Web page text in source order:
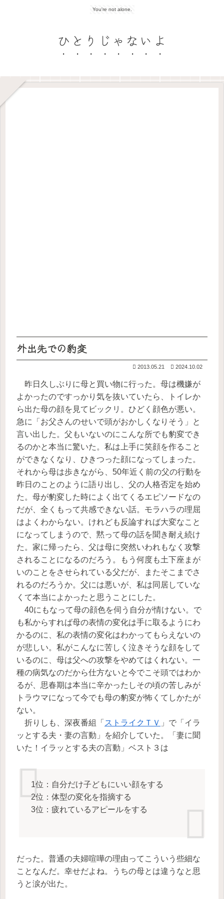
You're not alone.
ひとりじゃないよ
外出先での豹変
2013.05.21 2024.10.02
昨日久しぶりに母と買い物に行った。母は機嫌が
よかったのですっかり気を抜いていたら、トイレか
ら出た母の顔を見てビックリ。ひどく顔色が悪い。
急に「お父さんのせいで頭がおかしくなりそう」と
言い出した。父もいないのにこんな所でも豹変でき
るのかと本当に驚いた。私は上手に笑顔を作ること
ができなくなり、ひきつった顔になってしまった。
それから母は歩きながら、50年近く前の父の行動を
昨日のことのように語り出し、父の人格否定を始め
た。母が豹変した時によく出てくるエピソードなの
だが、全くもって共感できない話。モラハラの理屈
はよくわからない。けれども反論すれば大変なこと
になってしまうので、黙って母の話を聞き耐え続け
た。家に帰ったら、父は母に突然いわれもなく攻撃
されることになるのだろう。もう何度も土下座まが
いのことをさせられている父だが、またそこまでさ
れるのだろうか。父には悪いが、私は同居していな
くて本当によかったと思うことにした。
40にもなって母の顔色を伺う自分が情けない。で
も私からすれば母の表情の変化は手に取るようにわ
かるのに、私の表情の変化はわかってもらえないの
が悲しい。私がこんなに苦しく泣きそうな顔をして
いるのに、母は父への攻撃をやめてはくれない。一
種の病気なのだから仕方ないと今でこそ頭ではわか
るが、思春期は本当に辛かったしその頃の苦しみが
トラウマになって今でも母の豹変が怖くてしかたが
ない。
折りしも、深夜番組「 ストライクＴＶ 」で「イラ
ッとする夫・妻の言動」を紹介していた。「妻に聞
いた！イラッとする夫の言動」ベスト３は
1位：自分だけ子どもにいい顔をする
2位：体型の変化を指摘する
3位：疲れているアピールをする
だった。普通の夫婦喧嘩の理由ってこういう些細な
ことなんだ。幸せだよね。うちの母とは違うなと思
うと涙が出た。